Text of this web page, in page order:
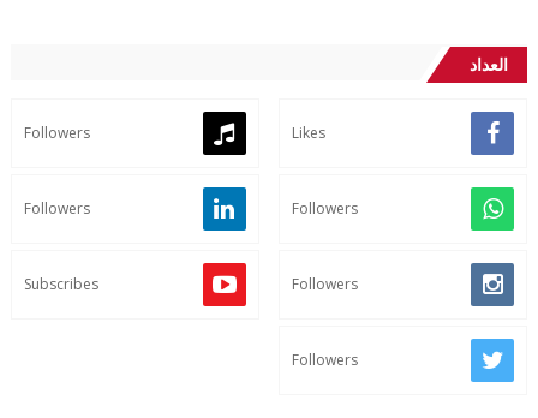
العداد
Likes
Followers
Followers
Followers
Followers
Subscribes
Followers